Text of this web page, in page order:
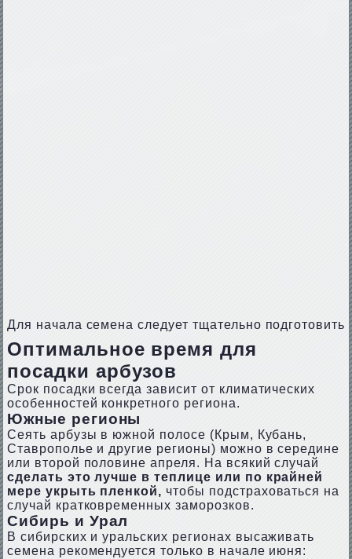
Для начала семена следует тщательно подготовить
Оптимальное время для
посадки арбузов
Срок посадки всегда зависит от климатических
особенностей конкретного региона.
Южные регионы
Сеять арбузы в южной полосе (Крым, Кубань,
Ставрополье и другие регионы) можно в середине
или второй половине апреля. На всякий случай
сделать это лучше в теплице или по крайней
мере укрыть пленкой, чтобы подстраховаться на
случай кратковременных заморозков.
Сибирь и Урал
В сибирских и уральских регионах высаживать
семена рекомендуется только в начале июня: